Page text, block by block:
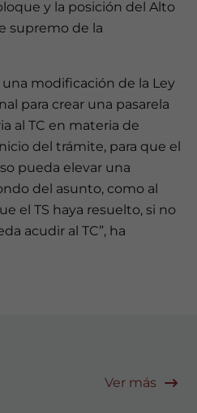
y la posición del Alto
supremo de la
modificación de la Ley
para crear una pasarela
al TC en materia de
del trámite, para que el
pueda elevar una
del asunto, como al
el TS haya resuelto, si no
acudir al TC”, ha
Ver más